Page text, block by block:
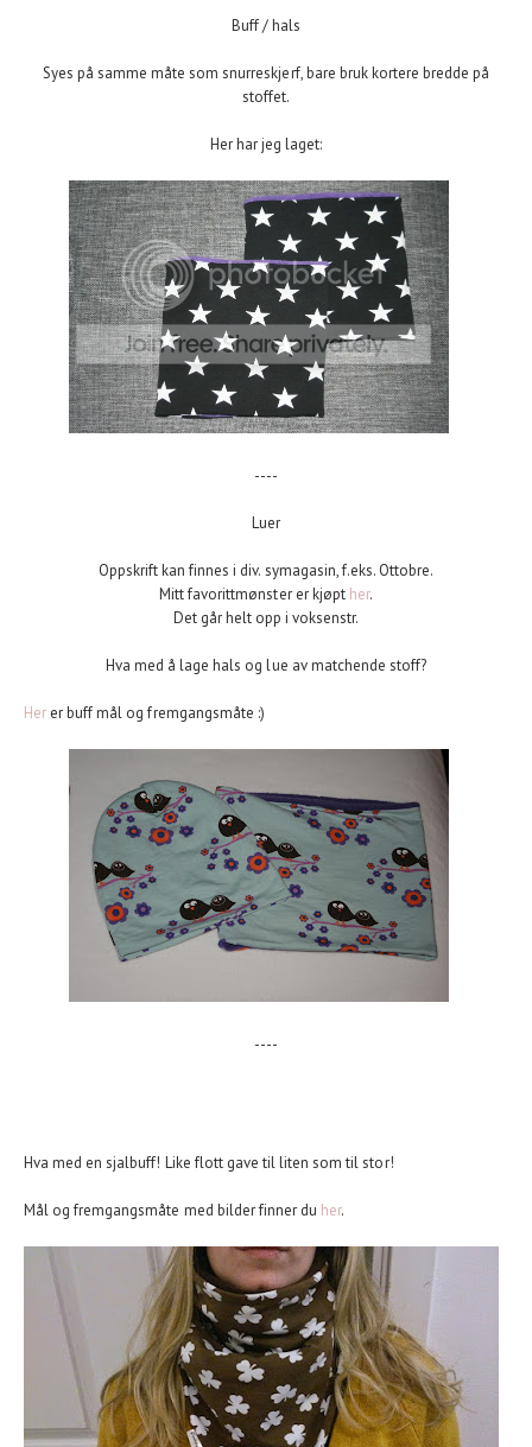
Buff / hals
Syes på samme måte som snurreskjerf, bare bruk kortere bredde på
stoffet.
Her har jeg laget:
----
Luer
Oppskrift kan finnes i div. symagasin, f.eks. Ottobre.
Mitt favorittmønster er kjøpther.
Det går helt opp i voksenstr.
Hva med å lage hals og lue av matchende stoff?
Her er buff mål og fremgangsmåte :)
----
Hva med en sjalbuff! Like flott gave til liten som til stor!
Mål og fremgangsmåte med bilder finner du her.